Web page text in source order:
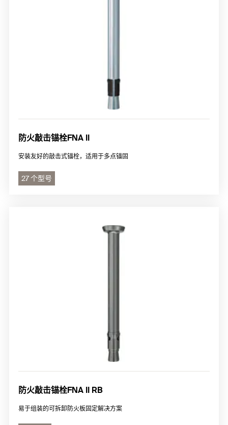
防火敲击锚栓FNA II
安装友好的敲击式锚栓，适用于多点锚固
27 个型号
防火敲击锚栓FNA II RB
易于组装的可拆卸防火板固定解决方案